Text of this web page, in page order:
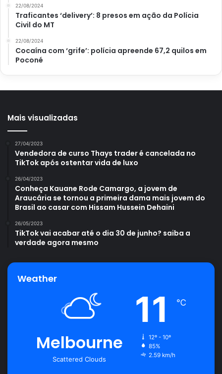
paises também está criando o habito de fazer esta receita
para acompanhar em suas refeições da tarde ouda manhã.
Avalie este post post
22/08/2024
Traficantes ‘delivery’: 8 presos em ação da Polícia
Civil do MT
22/08/2024
Cocaína com ‘grife’: polícia apreende 67,2 quilos em
Poconé
Mais visualizadas
27/04/2023
Vendedora de curso Thays trader é cancelada no
TikTok após ostentar vida de luxo
26/04/2023
Conheça Kauane Rode Camargo, a jovem de
Araucária se tornou a primeira dama mais jovem do
Brasil ao casar com Hissam Hussein Dehaini
26/05/2023
TikTok vai acabar até o dia 30 de junho? saiba a
verdade agora mesmo
Weather
Melbourne
Scattered Clouds
11 ℃
12º - 10º
85%
2.59 km/h